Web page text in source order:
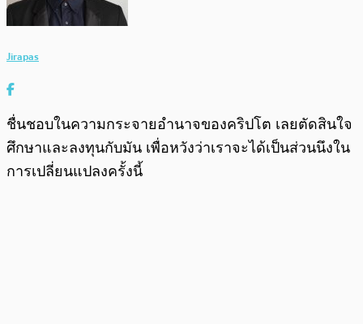
Jirapas
ชื่นชอบในความกระจายอำนาจของคริปโต เลยตัดสินใจ
ศึกษาและลงทุนกับมัน เพื่อหวังว่าเราจะได้เป็นส่วนนึงใน
การเปลี่ยนแปลงครั้งนี้